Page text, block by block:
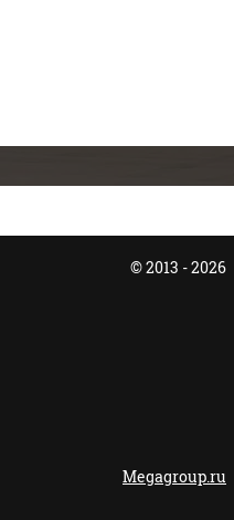
© 2013 - 2026
Megagroup.ru